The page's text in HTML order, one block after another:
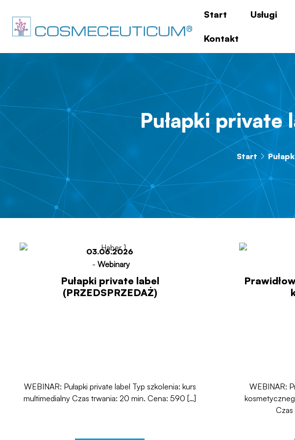
Start Usługi
Kontakt
Pułapki private
Start
03.06.2026
- Webinary
Pułapki private label
(PRZEDSPRZEDAŻ)
WEBINAR: Pułapki private label Typ szkolenia: kurs
multimedialny Czas trwania: 20 min. Cena: 590 […]
WEBINAR: